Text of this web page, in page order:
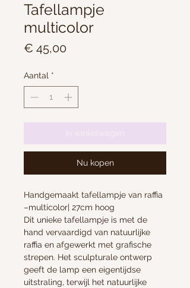
Tafellampje
multicolor
€ 45,00Prijs
Aantal *
Nu kopen
Handgemaakt tafellampje van raffia
–multicolor| 27cm hoog
Dit unieke tafellampje is met de
hand vervaardigd van natuurlijke
raffia en afgewerkt met grafische
strepen. Het sculpturale ontwerp
geeft de lamp een eigentijdse
uitstraling, terwijl het natuurlijke